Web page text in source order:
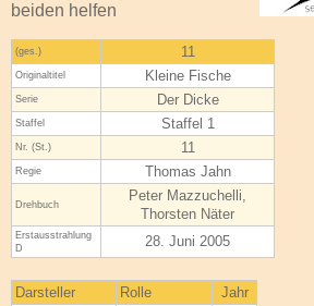
beiden helfen
(ges.) 11
Original­titel Kleine Fische
Serie Der Dicke
Staffel Staffel 1
Nr. (St.) 11
Regie Thomas Jahn
Drehbuch
Peter Mazzuchelli,
Thorsten Näter
Erstaus­strahlung
D
28. Juni 2005
Darsteller Rolle
Jahr